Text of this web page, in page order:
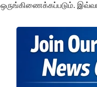
ஒருங்கிணைக்கப்படும்.